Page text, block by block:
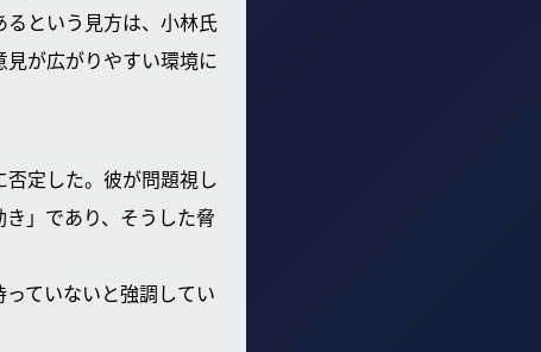
という見方は、小林氏
が広がりやすい環境に
定した。彼が問題視し
」であり、そうした脅
ていないと強調してい